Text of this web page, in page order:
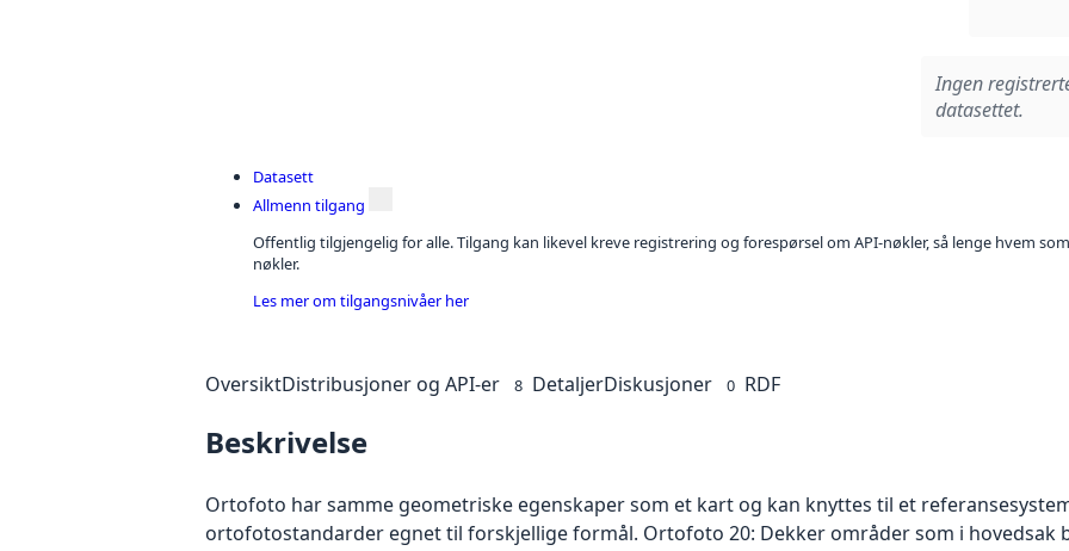
Ingen
datasettet.
Datasett
Allmenn tilgang
Offentlig tilgjengelig for alle. Tilgang kan likevel kreve registrering og forespørsel om API-nøkler, så lenge hvem
nøkler.
Les mer om tilgangsnivåer her
OversiktDistribusjoner og API-er 8 DetaljerDiskusjoner 0 RDF
Beskrivelse
Ortofoto har samme geometriske egenskaper som et kart og kan knyttes til et
ortofotostandarder egnet til forskjellige formål. Ortofoto 20: Dekker områder som i hovedsak